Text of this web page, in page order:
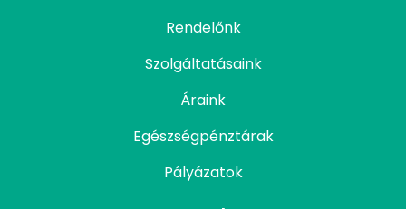
Rendelőnk
Szolgáltatásaink
Áraink
Egészségpénztárak
Pályázatok